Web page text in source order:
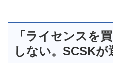
「ライセンスを
しない。SCSKが